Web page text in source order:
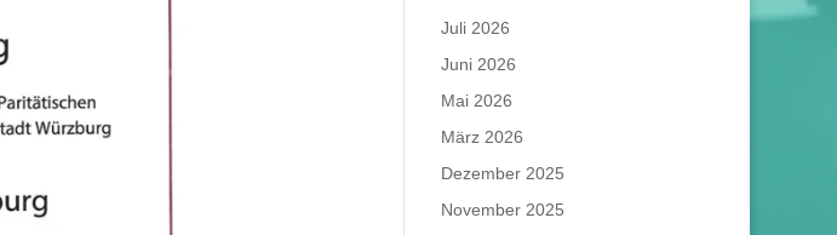
Juli 2026
Juni 2026
Mai 2026
März 2026
Dezember 2025
November 2025